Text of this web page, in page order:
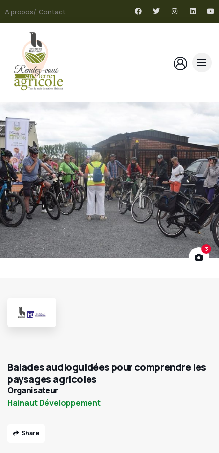
A propos Contact
3
Balades audioguidées pour comprendre les
paysages agricoles
Organisateur
Hainaut Développement
Share